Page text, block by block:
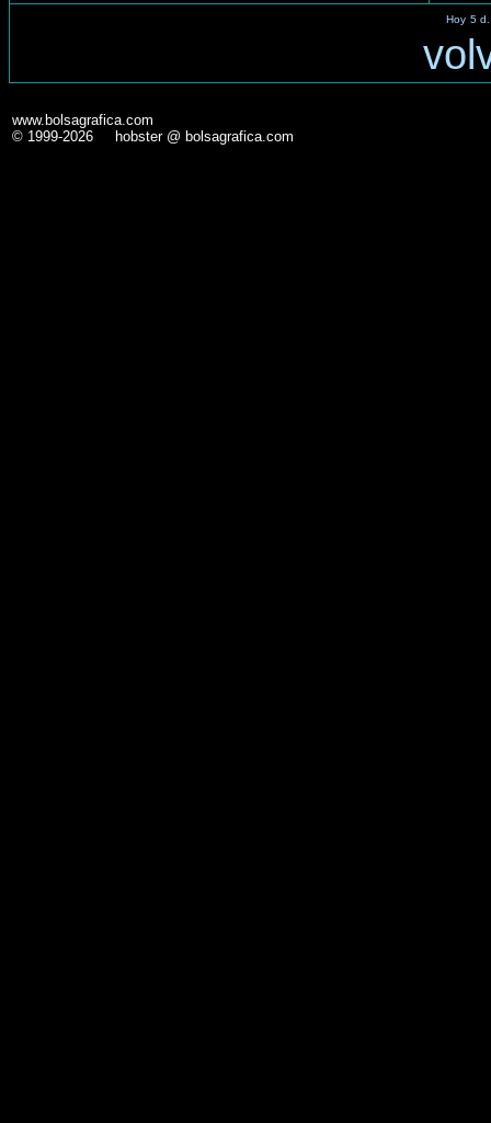
Hoy 5 d.
www.bolsagrafica.com
© 1999-2026 hobster @ bolsagrafica.com